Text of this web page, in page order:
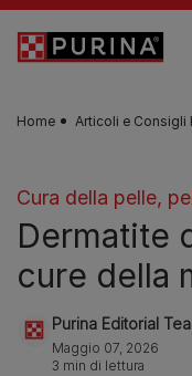
Skip to main content
Home Articoli e Consigli
Cura della pelle,
Dermatite
cure della
Purina Editorial
Maggio 07, 2026
3 min di lettura